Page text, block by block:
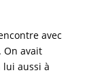
avec
avait
lui aussi à